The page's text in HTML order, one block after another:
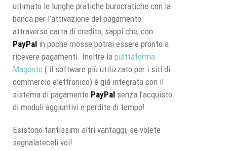
ultimato le lunghe pratiche burocratiche con la
banca per l’attivazione del pagamento
attraverso carta di credito, sappi che, con
PayPal in poche mosse potrai essere pronto a
ricevere pagamenti. Inoltre la piattaforma
Magento ( il software più utilizzato per i siti di
commercio elettronico) è già integrata con il
sistema di pagamento PayPal senza l’acquisto
di moduli aggiuntivi e perdite di tempo!
Esistono tantissimi altri vantaggi, se volete
segnalateceli voi!